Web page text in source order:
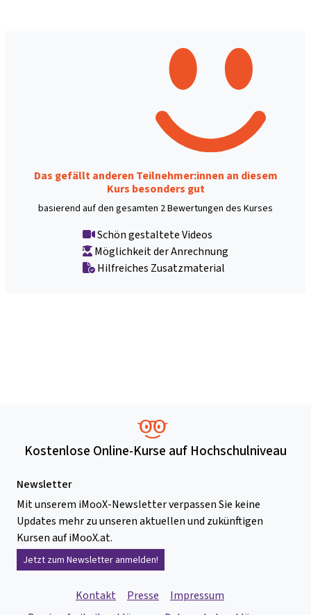
Das gefällt anderen Teilnehmer:innen an diesem
Kurs besonders gut
basierend auf den gesamten 2 Bewertungen des Kurses
Schön gestaltete Videos
Möglichkeit der Anrechnung
Hilfreiches Zusatzmaterial
Kostenlose Online-Kurse auf Hochschulniveau
Newsletter
Mit unserem iMooX-Newsletter verpassen Sie keine
Updates mehr zu unseren aktuellen und zukünftigen
Kursen auf iMooX.at.
Jetzt zum Newsletter anmelden!
Kontakt Presse
Impressum